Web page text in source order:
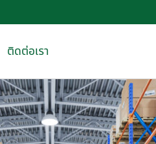
ติดต่อเรา